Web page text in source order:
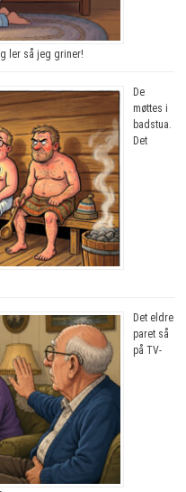
ler så jeg griner!
De
møttes i
badstua.
Det
Det eldre
paret så
på TV-